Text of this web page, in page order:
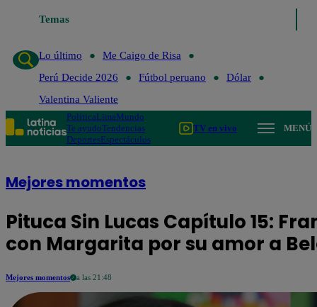
Temas
Lo último
Me Caigo de Risa
Perú Decide 2026
Fútbol peruano
Dólar
Valentina Valiente
PolíticaLimaMundo
Te ayudoTendencias
DeportesEspectáculos
TV en vivo MENÚ
Mejores momentos
Pituca Sin Lucas Capítulo 15:
con Margarita por su amor a
Mejores momentos a las 21:48